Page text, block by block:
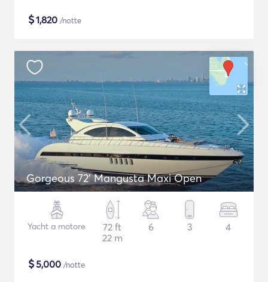
$1,820 /notte
Gorgeous 72' Mangusta Maxi Open
Yacht a motore
72 ft
22 m
6 3 4
$5,000 /notte